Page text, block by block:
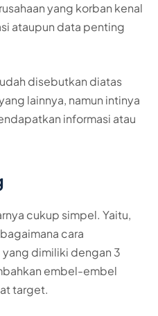
yang korban kenal
ataupun data penting
disebutkan diatas
lainnya, namun intinya
informasi atau
cukup simpel. Yaitu,
cara
dimiliki dengan 3
embel-embel
target.